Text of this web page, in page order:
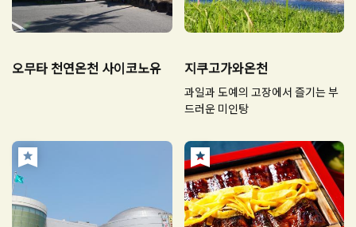
오무타 천연온천 사이코노유 지쿠고가와온천
과일과 도예의 고장에서 즐기는 부
드러운 미인탕